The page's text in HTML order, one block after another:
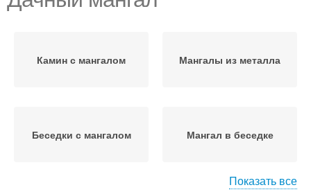
Камин с мангалом Мангалы из металла
Беседки с мангалом Мангал в беседке
Показать все